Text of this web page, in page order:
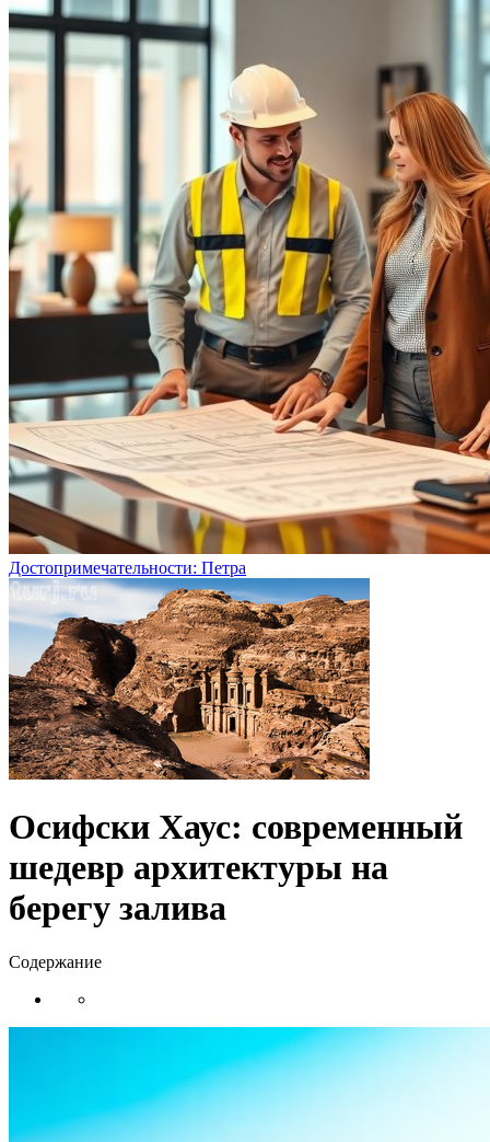
Достопримечательности: Петра
Осифски Хаус: современный
шедевр архитектуры на
берегу залива
Содержание